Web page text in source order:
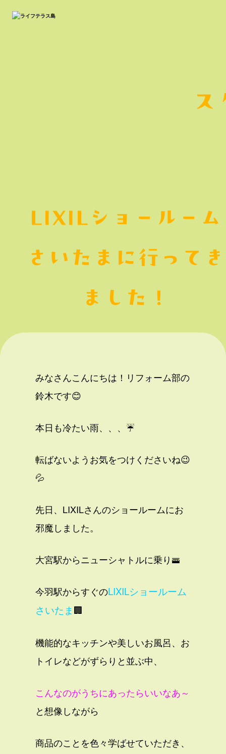
LIXILショールーム
さいたまに行ってき
ました！
みなさんこんにちは！リフォーム部の
鈴木です😊
本日も冷たい雨、、、☔
転ばないようお気をつけくださいね😉
💦
先日、LIXILさんのショールームにお
邪魔しました。
大宮駅からニューシャトルに乗り🚟
今羽駅からすぐのLIXILショールーム
さいたま🏢
機能的なキッチンや美しいお風呂、お
トイレなどがずらりと並ぶ中、
こんなのがうちにあったらいいなあ～
と想像しながら
商品のことを色々学ばせていただき、